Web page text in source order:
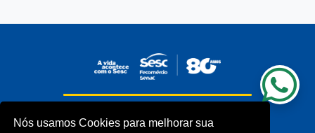
Nós usamos Cookies para melhorar sua
INSTITUCIONAL
COMUNIDADES